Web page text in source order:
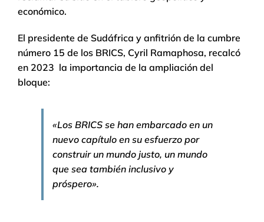
económico.
El presidente de Sudáfrica y anfitrión de la cumbre
número 15 de los BRICS, Cyril Ramaphosa, recalcó
en 2023 la importancia de la ampliación del
bloque:
«Los BRICS se han embarcado en un
nuevo capítulo en su esfuerzo por
construir un mundo justo, un mundo
que sea también inclusivo y
próspero».